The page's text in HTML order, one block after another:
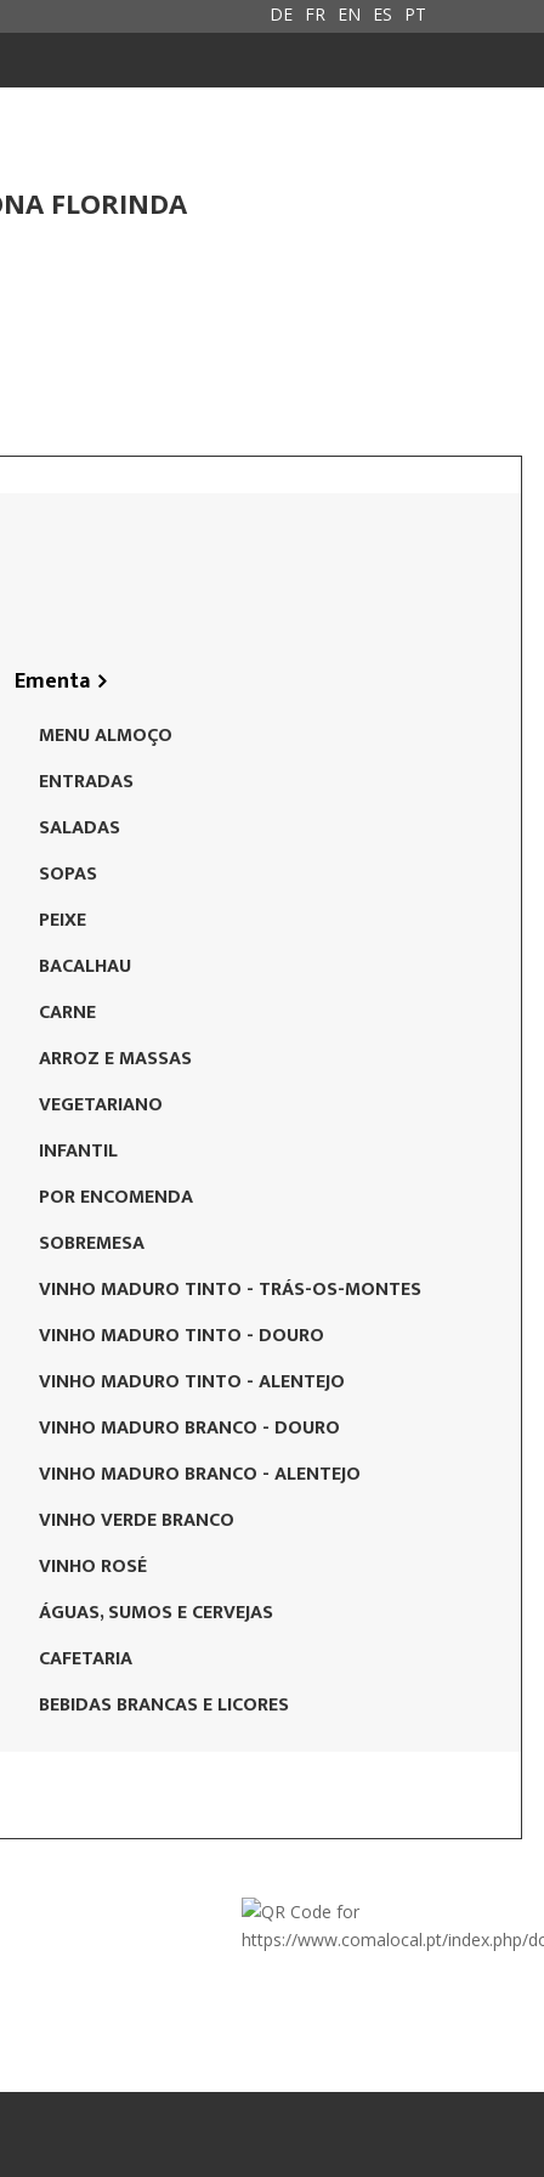
PT
ES
EN
FR
DE
FLORINDA
Ementa
MENU ALMOÇO
ENTRADAS
SALADAS
SOPAS
PEIXE
BACALHAU
CARNE
ARROZ E MASSAS
VEGETARIANO
INFANTIL
POR ENCOMENDA
SOBREMESA
VINHO MADURO TINTO - TRÁS-OS-MONTES
VINHO MADURO TINTO - DOURO
VINHO MADURO TINTO - ALENTEJO
VINHO MADURO BRANCO - DOURO
VINHO MADURO BRANCO - ALENTEJO
VINHO VERDE BRANCO
VINHO ROSÉ
ÁGUAS, SUMOS E CERVEJAS
CAFETARIA
BEBIDAS BRANCAS E LICORES